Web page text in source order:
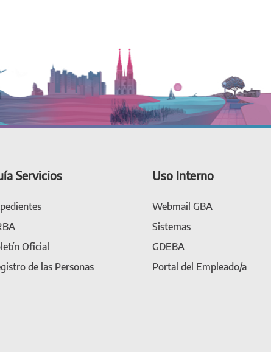
Servicios
Oficial
de las Personas
Uso Interno
Webmail GBA
Sistemas
GDEBA
Portal del Empleado/a